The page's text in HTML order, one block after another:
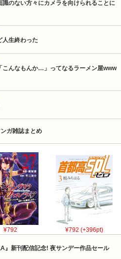
識のない方々にカメラを向けられることに
人生終わった
こんなもんか…」ってなるラーメン屋www
ガ雑誌まとめ
¥792 ¥792 (+396pt)
』新刊配信記念! 夜サンデー作品セール